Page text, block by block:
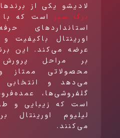
لادیشو یکی از
برگ سبز است که با
استانداردهای
اورینتال باکیفیت
عرضه می‌کند. این
بر مراحل
محصولاتی ممتاز
می‌دهد و انتخابی
گلفروشی‌ها،
است که زیبایی و
لیلیوم
می‌کنند.